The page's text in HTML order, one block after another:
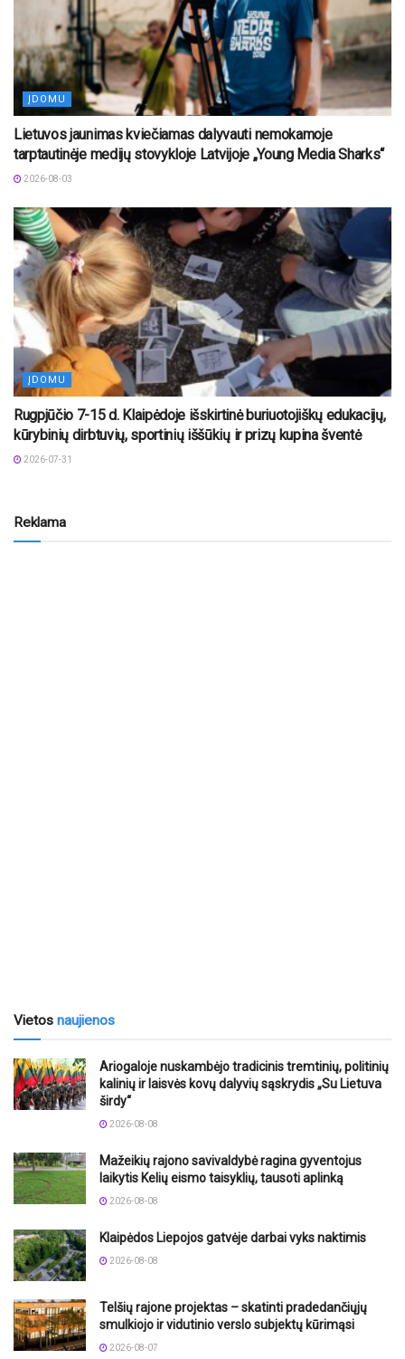
ĮDOMU
Lietuvos jaunimas kviečiamas dalyvauti nemokamoje
tarptautinėje medijų stovykloje Latvijoje „Young Media Sharks“
2026-08-03
ĮDOMU
Rugpjūčio 7-15 d. Klaipėdoje išskirtinė buriuotojiškų edukacijų,
kūrybinių dirbtuvių, sportinių iššūkių ir prizų kupina šventė
2026-07-31
Reklama
Vietos naujienos
Ariogaloje nuskambėjo tradicinis tremtinių, politinių
kalinių ir laisvės kovų dalyvių sąskrydis „Su Lietuva
širdy“
2026-08-08
Mažeikių rajono savivaldybė ragina gyventojus
laikytis Kelių eismo taisyklių, tausoti aplinką
2026-08-08
Klaipėdos Liepojos gatvėje darbai vyks naktimis
2026-08-08
Telšių rajone projektas – skatinti pradedančiųjų
smulkiojo ir vidutinio verslo subjektų kūrimąsi
2026-08-07